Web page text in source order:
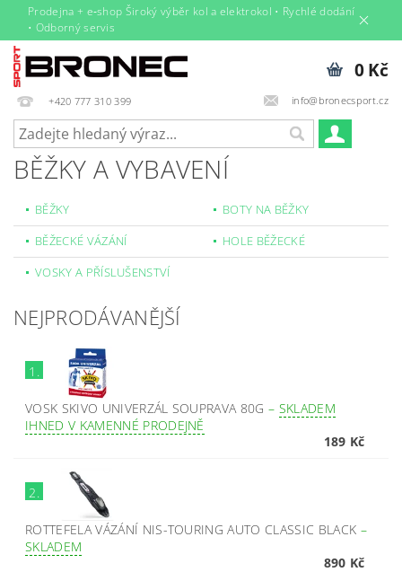
Prodejna + e‑shop Široký výběr kol a elektrokol • Rychlé dodání
• Odborný servis
+420 777 310 399 info@bronecsport.cz
0 Kč
BĚŽKY A VYBAVENÍ
BĚŽKY
BOTY NA BĚŽKY
BĚŽECKÉ VÁZÁNÍ
HOLE BĚŽECKÉ
VOSKY A PŘÍSLUŠENSTVÍ
NEJPRODÁVANĚJŠÍ
1.
VOSK SKIVO UNIVERZÁL SOUPRAVA 80G– SKLADEM
IHNED V KAMENNÉ PRODEJNĚ
189 Kč
2.
ROTTEFELA VÁZÁNÍ NIS-TOURING AUTO CLASSIC BLACK –
SKLADEM
890 Kč